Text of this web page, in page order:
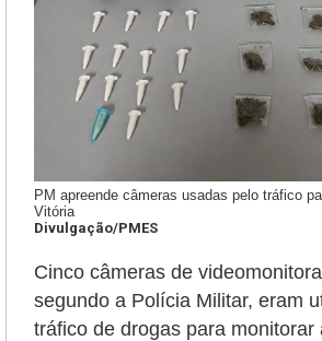
PM apreende câmeras usadas pelo tráfico
Vitória
Divulgação/PMES
Cinco câmeras de
segundo a Polícia Militar, eram
tráfico de drogas para monitorar